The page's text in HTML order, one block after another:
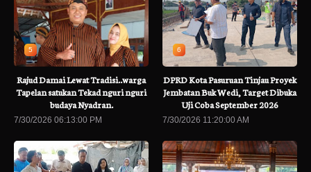
5
Rajud Damai Lewat Tradisi..warga
Tapelan satukan Tekad nguri nguri
budaya Nyadran.
7/30/2026 06:13:00 PM
6
DPRD Kota Pasuruan Tinjau Proyek
Jembatan Buk Wedi, Target Dibuka
Uji Coba September 2026
7/30/2026 11:20:00 AM